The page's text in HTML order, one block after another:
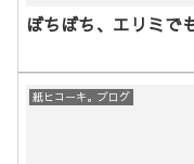
ぼちぼち、エリミ
紙ヒコーキ。ブログ